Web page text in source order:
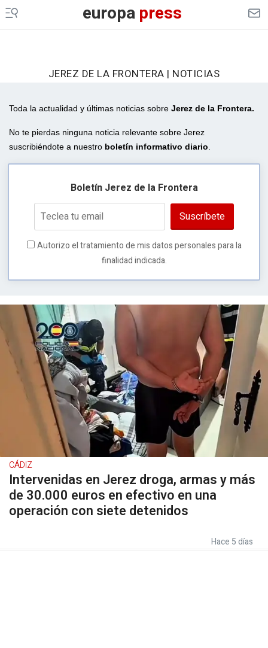
europapress
JEREZ DE LA FRONTERA | NOTICIAS
Toda la actualidad y últimas noticias sobre Jerez de la Frontera.
No te pierdas ninguna noticia relevante sobre Jerez
suscribiéndote a nuestro boletín informativo diario
Boletín Jerez de la Frontera
Suscríbete
Autorizo el tratamiento de mis datos personales para la
finalidad indicada.
CÁDIZ
Intervenidas en Jerez droga, armas y más
de 30.000 euros en efectivo en una
operación con siete detenidos
Hace 5 días